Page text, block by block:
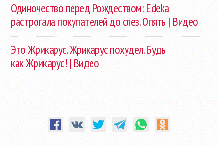
Одиночество перед Рождеством: Edeka
растрогала покупателей до слез. Опять | Видео
Это Жрикарус. Жрикарус похудел. Будь
как Жрикарус! | Видео